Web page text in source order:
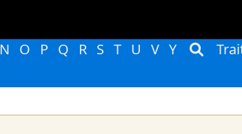
N O P Q R S T U V Y